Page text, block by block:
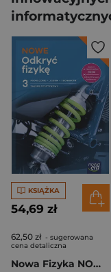
KSIĄŻKA
54,69 zł
62,50 zł - sugerowana
cena detaliczna
Nowa Fizyka NOWE ODKRYĆ FIZYKĘ podręcznik część 3 zakres podstawowy EDYCJA 2026